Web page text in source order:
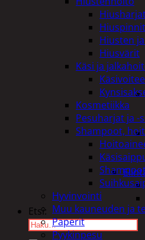
Etsi:
Hiusten
Hiusvärit
Käsi ja
Kosmetiikka
Pesuharjat ja -
Shampoot,
Hyvinvointi
Muu kauneuden ja
Paperit
Pyykinpesu